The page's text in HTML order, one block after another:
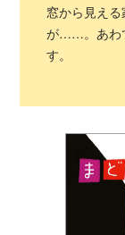
窓から見え
が……。あわ
す。